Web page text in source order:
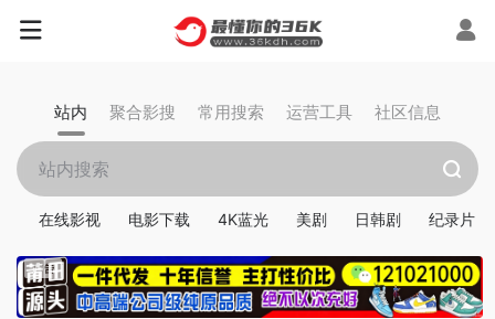
站内 聚合影搜 常用搜索 运营工具 社区信息
在线影视 电影下载 4K蓝光 美剧 日韩剧 纪录片